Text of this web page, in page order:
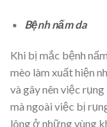
Bệnh nấm da
Khi bị mắc bệnh
mèo làm xuất hiện
và gây nên việc
mà ngoài việc bị
lông ở những vùng